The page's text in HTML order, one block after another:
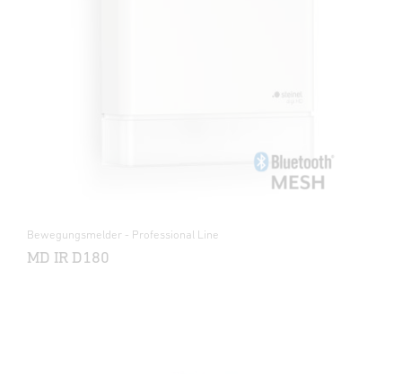
Bewegungsmelder - Professional Line
MD IR D180